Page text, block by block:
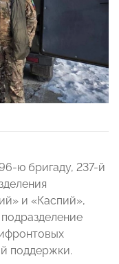
ю бригаду, 237-й
и «Каспий»,
поддержки.